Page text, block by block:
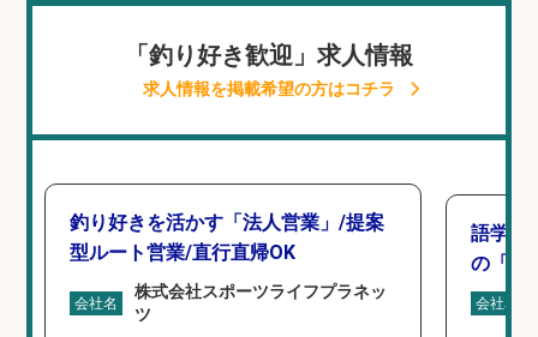
「釣り好き歓迎」求人情報
求人情報を掲載希望の方はコチラ
釣り好きを活かす「法人営業」/提案
型ルート営業/直行直帰OK
会社名
株式会社スポーツライフプラネッ
ツ
語学力
の「海
会社名